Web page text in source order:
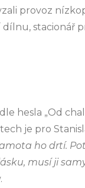
provoz
stacionář
hesla „Od
je pro
ho drtí.
musí ji